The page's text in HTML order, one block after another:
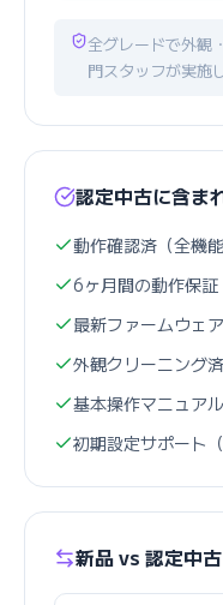
全グレードで外観
門スタッフが実施
認定中古に含ま
動作確認済（全機能
6ヶ月間の動作保証
最新ファームウェ
外観クリーニング
基本操作マニュアル
初期設定サポート（
新品 vs 認定中